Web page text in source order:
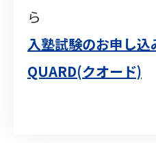
ら
入塾試験のお申し
QUARD(クオード)